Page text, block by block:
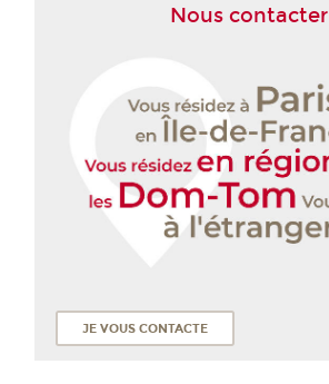
Nous contacter
JE VOUS CONTACTE